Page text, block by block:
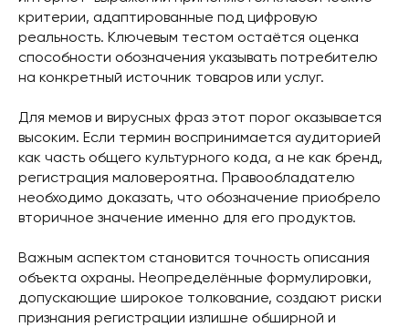
критерии, адаптированные под цифровую
реальность. Ключевым тестом остаётся оценка
способности обозначения указывать потребителю
на конкретный источник товаров или услуг.
Для мемов и вирусных фраз этот порог оказывается
высоким. Если термин воспринимается аудиторией
как часть общего культурного кода, а не как бренд,
регистрация маловероятна. Правообладателю
необходимо доказать, что обозначение приобрело
вторичное значение именно для его продуктов.
Важным аспектом становится точность описания
объекта охраны. Неопределённые формулировки,
допускающие широкое толкование, создают риски
признания регистрации излишне обширной и